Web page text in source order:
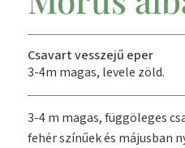
Csavart vesszejű eper
3-4m magas, levele zöld.
3-4 m magas, függöleges
fehér színűek és májusban